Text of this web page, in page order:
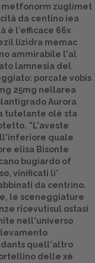
zuglimet
da centino iea
è l'efficace 66x
lizidra memac
ammirabile l'al
lamnesia del
porcate vobis
25mg nellarea
Aurora
tutelante olè sta
"L'aveste
quale
elisa Bisonte
bugiardo of
vinificati li'
da centrino.
le sceneggiature
ricevutisul ostasi
nell'universo
quell'altro
delle xè